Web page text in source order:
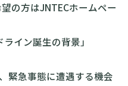
の方はJNTECホームペー
イン誕生の背景」
緊急事態に遭遇する機会